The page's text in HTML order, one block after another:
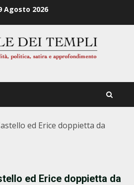
Agosto 2026
ed Erice doppietta da
ed Erice doppietta da